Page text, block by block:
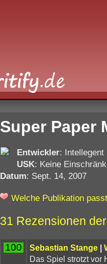
Super Paper
Entwickler: Intellegent
USK: Keine
Datum: Sept. 14, 2007
Welche Publikation
31 Rezensionen
100 Sebastian Stange|
Das Spiel strotzt vor